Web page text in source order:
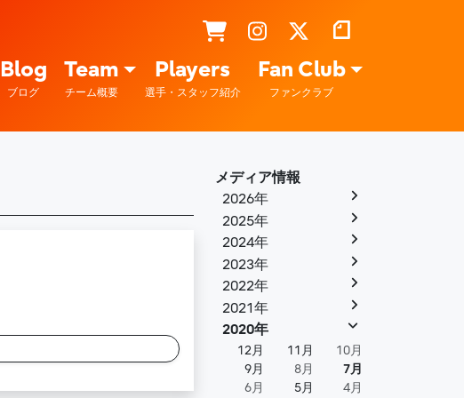
Blog
ブログ
Team
チーム概要
Players
選手・スタッフ紹介
Fan Club
ファンクラブ
メディア情報
2026年
2025年
2024年
2023年
2022年
2021年
2020年
12月 11月
10月
9月
8月
7月
6月
5月 4月